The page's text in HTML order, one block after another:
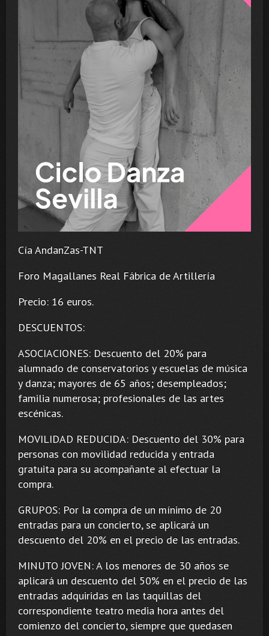
Cía AndanZas-TNT
Foro Magallanes Real Fábrica de Artillería
Precio: 16 euros.
DESCUENTOS:
ASOCIACIONES: Descuento del 20% para
alumnado de conservatorios y escuelas de música
y danza; mayores de 65 años; desempleados;
familia numerosa; profesionales de las artes
escénicas.
MOVILIDAD REDUCIDA: Descuento del 30% para
personas con movilidad reducida y entrada
gratuita para su acompañante al efectuar la
compra.
GRUPOS: Por la compra de un mínimo de 20
entradas para un concierto, se aplicará un
descuento del 20% en el precio de las entradas.
MINUTO JOVEN: A los menores de 30 años se
aplicará un descuento del 50% en el precio de las
entradas adquiridas en las taquillas del
correspondiente teatro media hora antes del
comienzo del concierto, siempre que quedasen